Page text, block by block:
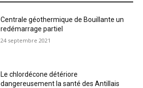
Centrale géothermique de Bouillante un
redémarrage partiel
24 septembre 2021
Le chlordécone détériore
dangereusement la santé des Antillais